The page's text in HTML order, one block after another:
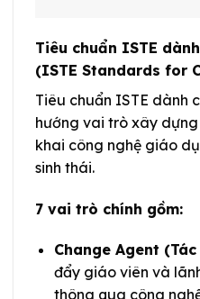
Tiêu chuẩn ISTE
(ISTE Standards for
Tiêu chuẩn ISTE dành
hướng vai trò xây
khai công nghệ giáo
sinh thái.
7 vai trò chính gồm:
Change Agent
đẩy giáo viên và
thông qua công